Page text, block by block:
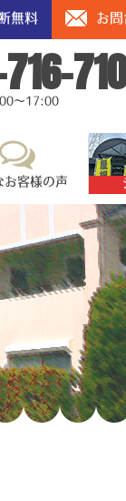
無料 お
710
～17:00
お客様の声